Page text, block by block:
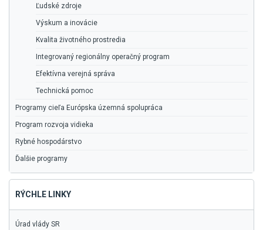
Ľudské zdroje
Výskum a inovácie
Kvalita životného prostredia
Integrovaný regionálny operačný program
Efektívna verejná správa
Technická pomoc
Programy cieľa Európska územná spolupráca
Program rozvoja vidieka
Rybné hospodárstvo
Ďalšie programy
RÝCHLE LINKY
Úrad vlády SR